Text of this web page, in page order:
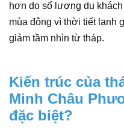
hơn do số lượng du
mùa đông vì thời tiết lạnh
giảm tầm nhìn từ tháp.
Kiến trúc của
Minh Châu
đặc biệt?